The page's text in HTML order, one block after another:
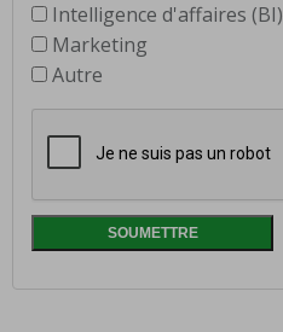
Intelligence d'affaires (BI)
Marketing
Autre